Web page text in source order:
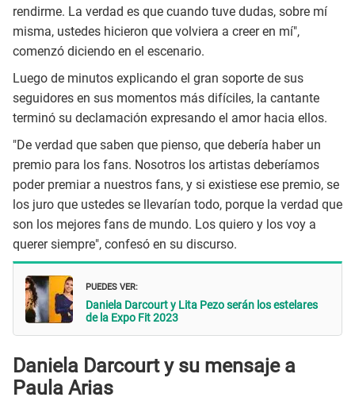
rendirme. La verdad es que cuando tuve dudas, sobre mí
misma, ustedes hicieron que volviera a creer en mí",
comenzó diciendo en el escenario.
Luego de minutos explicando el gran soporte de sus
seguidores en sus momentos más difíciles, la cantante
terminó su declamación expresando el amor hacia ellos.
"De verdad que saben que pienso, que debería haber un
premio para los fans. Nosotros los artistas deberíamos
poder premiar a nuestros fans, y si existiese ese premio, se
los juro que ustedes se llevarían todo, porque la verdad que
son los mejores fans de mundo. Los quiero y los voy a
querer siempre", confesó en su discurso.
PUEDES VER:
Daniela Darcourt y Lita Pezo serán los estelares
de la Expo Fit 2023
Daniela Darcourt y su mensaje a
Paula Arias